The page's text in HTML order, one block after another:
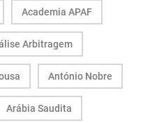
Academia APAF
Arbitragem
António Nobre
Arábia Saudita